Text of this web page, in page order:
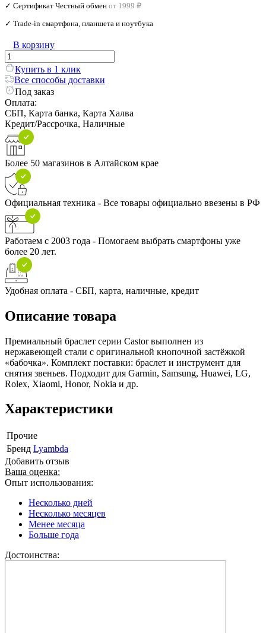
✓ Сертификат Честный обмен от 1999 ₽
✓ Trade‑in смартфона, планшета и ноутбука
В корзину
Купить в 1 клик
Все способы доставки
Под заказ
Оплата:
СБП, Карта банка, Карта Халва
Кредит/Рассрочка, Наличные
Более 50 магазинов в Алтайском крае
Официальная техника - Все товары официально ввезены в РФ
Работаем с 2003 года - Помогаем выбрать смартфоны уже
более 20 лет.
Удобная оплата - СБП, карта, наличные, кредит
Описание товара
Премиальный браслет серии Castor выполнен из
нержавеющей стали c оригинальной кнопочной застёжкой
«бабочка». Комплект поставки: браслет и инструмент для
снятия звеньев. Подходит для Garmin, Samsung, Huawei, LG,
Rolex, Xiaomi, Honor, Nokia и др.
Характеристики
Прочие
Бренд Lyambda
Добавить отзыв
Ваша оценка:
Опыт использования:
Несколько дней
Несколько месяцев
Менее месяца
Больше года
Достоинства: